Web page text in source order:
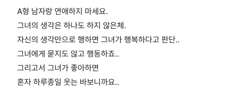
A형 남자랑 연애하지 마세요.
그녀의 생각은 하나도 하지 않은체.
자신의 생각만으로 행하면 그녀가 행복하다고 판단..
그녀에게 묻지도 않고 행동하죠..
그리고서 그녀가 좋아하면
혼자 하루종일 웃는 바보니까요..